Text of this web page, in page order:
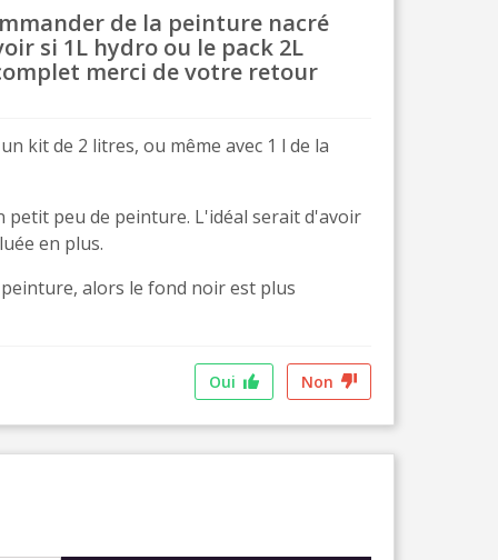
à chaque commande
France Métropolitaine
14 jours
parrainage
: 5€ de réduction
France Métropolitaine
pour 250€ d'achats
à chaque commande
de la peinture nacré
si 1L hydro ou le pack 2L
merci de votre retour
kit de 2 litres, ou même avec 1 l de la
peu de peinture. L'idéal serait d'avoir
en plus.
alors le fond noir est plus
Oui Non